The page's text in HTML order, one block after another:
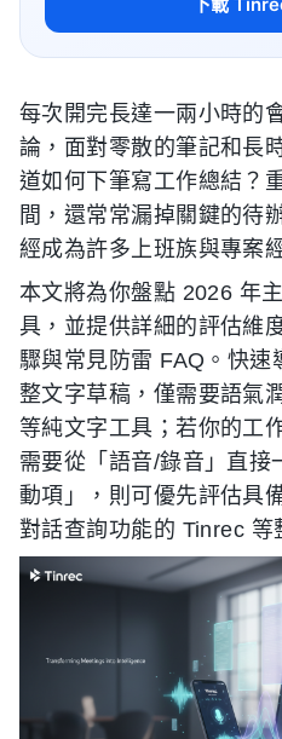
每次開完長達一兩小時的
論，面對零散的筆記和長
道如何下筆寫工作總結？
間，還常常漏掉關鍵的待
經成為許多上班族與專案
本文將為你盤點 2026 年
具，並提供詳細的評估維
驟與常見防雷 FAQ。快
整文字草稿，僅需要語氣
等純文字工具；若你的工
需要從「語音/錄音」直接
動項」，則可優先評估具
對話查詢功能的 Tinrec 等